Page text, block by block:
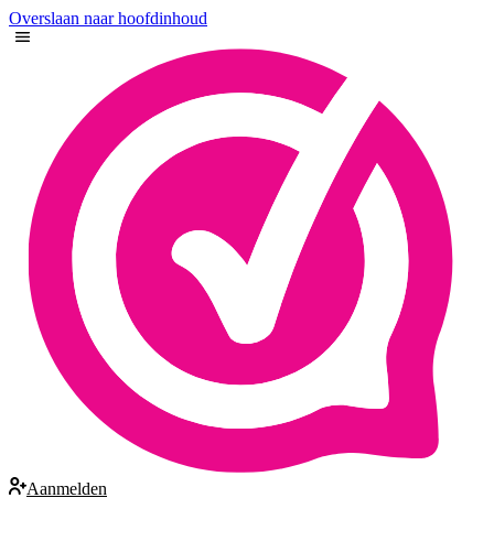
Overslaan naar hoofdinhoud
Aanmelden